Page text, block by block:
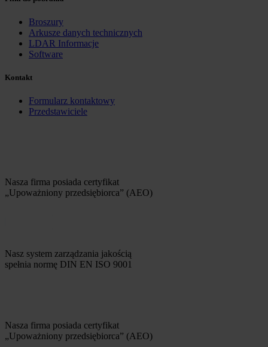
Broszury
Arkusze danych technicznych
LDAR Informacje
Software
Kontakt
Formularz kontaktowy
Przedstawiciele
Nasza firma posiada certyfikat
„Upoważniony przedsiębiorca” (AEO)
Nasz system zarządzania jakością
spełnia normę DIN EN ISO 9001
Nasza firma posiada certyfikat
„Upoważniony przedsiębiorca” (AEO)